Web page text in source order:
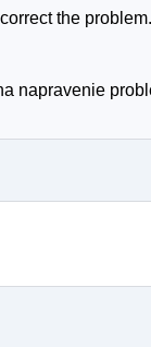
the problem.
napravenie